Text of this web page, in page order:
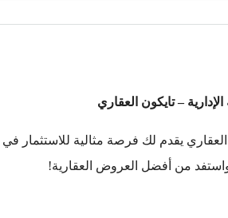
– تايكون العقاري
يقدم لك فرصة مثالية للاستثمار
من أفضل العروض العقارية!